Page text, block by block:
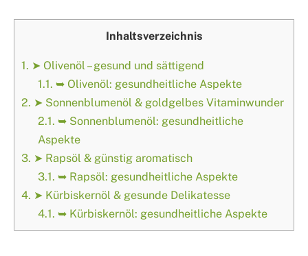
Inhaltsverzeichnis
1. ➤ Olivenöl – gesund und sättigend
1.1. ➥ Olivenöl: gesundheitliche Aspekte
2. ➤ Sonnenblumenöl & goldgelbes Vitaminwunder
2.1. ➥ Sonnenblumenöl: gesundheitliche
Aspekte
3. ➤ Rapsöl & günstig aromatisch
3.1. ➥ Rapsöl: gesundheitliche Aspekte
4. ➤ Kürbiskernöl & gesunde Delikatesse
4.1. ➥ Kürbiskernöl: gesundheitliche Aspekte